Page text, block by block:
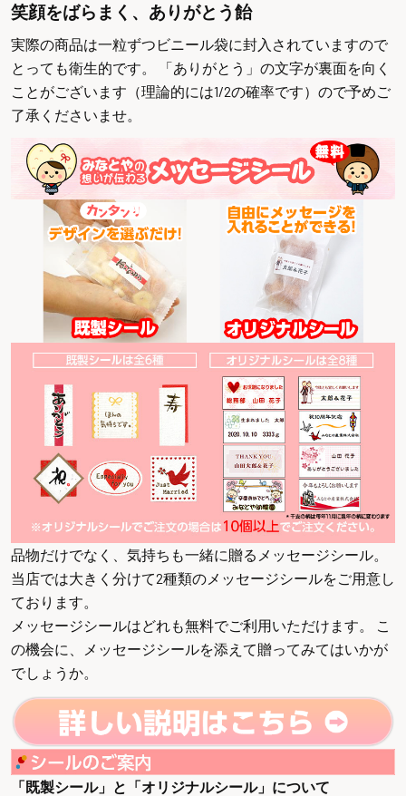
笑顔をばらまく、ありがとう飴
実際の商品は一粒ずつビニール袋に封入されていますので
とっても衛生的です。 「ありがとう」の文字が裏面を向く
ことがございます（理論的には1/2の確率です）ので予めご
了承くださいませ。
品物だけでなく、気持ちも一緒に贈るメッセージシール。
当店では大きく分けて2種類のメッセージシールをご用意し
ております。
メッセージシールはどれも無料でご利用いただけます。 こ
の機会に、メッセージシールを添えて贈ってみてはいかが
でしょうか。
「既製シール」と「オリジナルシール」について